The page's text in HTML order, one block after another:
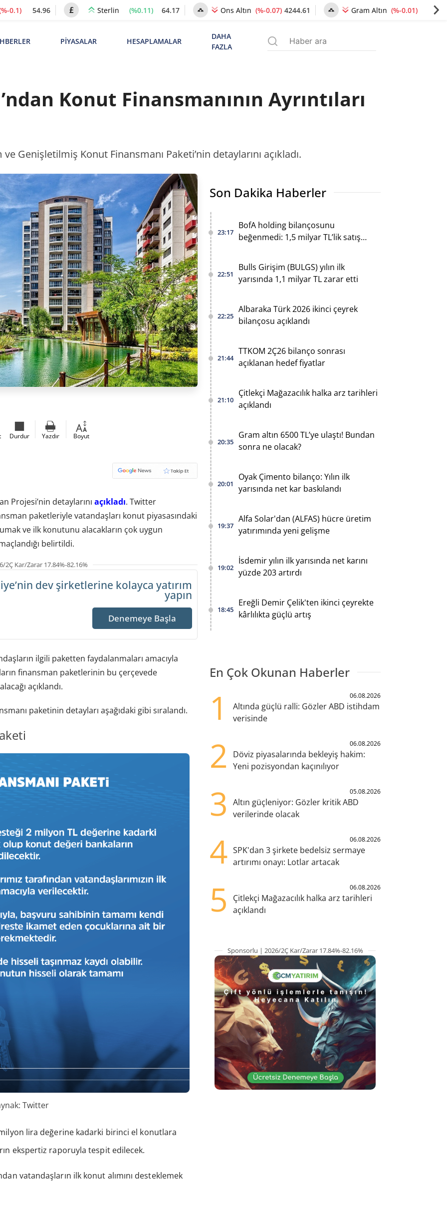
0.1) 54.96 Sterlin (%0.11) 64.17 Ons Altın (%-0.07) 4244.61 Gram Altın (%-0.01) 6495.20
PİYASALAR HESAPLAMALAR
DAHA
FAZLA
Konut Finansmanının Ayrıntıları
Genişletilmiş Konut Finansmanı Paketi’nin detaylarını açıkladı.
Durdur Yazdır Boyut
Projesi’nin detaylarını açıkladı. Twitter
paketleriyle vatandaşları konut piyasasındaki
ve ilk konutunu alacakların çok uygun
belirtildi.
Kar/Zarar 17.84%-82.16%
dev şirketlerine kolayca yatırım
yapın
Denemeye Başla
ilgili paketten faydalanmaları amacıyla
finansman paketlerinin bu çerçevede
açıklandı.
paketinin detayları aşağıdaki gibi sıralandı.
Twitter
lira değerine kadarki birinci el konutlara
ekspertiz raporuyla tespit edilecek.
vatandaşların ilk konut alımını desteklemek
Son Dakika Haberler
23:17
BofA holding bilançosunu
beğenmedi: 1,5 milyar TL’lik satış
22:51
Bulls Girişim (BULGS) yılın ilk
yarısında 1,1 milyar TL zarar etti
22:25
Albaraka Türk 2026 ikinci çeyrek
bilançosu açıklandı
21:44
TTKOM 2Ç26 bilanço sonrası
açıklanan hedef fiyatlar
21:10
Çitlekçi Mağazacılık halka arz tarihleri
açıklandı
20:35
Gram altın 6500 TL’ye ulaştı! Bundan
sonra ne olacak?
20:01
Oyak Çimento bilanço: Yılın ilk
yarısında net kar baskılandı
19:37
Alfa Solar'dan (ALFAS) hücre üretim
yatırımında yeni gelişme
19:02
İsdemir yılın ilk yarısında net karını
yüzde 203 artırdı
18:45
Ereğli Demir Çelik'ten ikinci çeyrekte
kârlılıkta güçlü artış
En Çok Okunan Haberler
1 06.08.2026
Altında güçlü ralli: Gözler ABD istihdam
verisinde
2 06.08.2026
Döviz piyasalarında bekleyiş hakim:
Yeni pozisyondan kaçınılıyor
3 05.08.2026
Altın güçleniyor: Gözler kritik ABD
verilerinde olacak
4 06.08.2026
SPK'dan 3 şirkete bedelsiz sermaye
artırımı onayı: Lotlar artacak
5 06.08.2026
Çitlekçi Mağazacılık halka arz tarihleri
açıklandı
Sponsorlu | 2026/2Ç Kar/Zarar 17.84%-82.16%